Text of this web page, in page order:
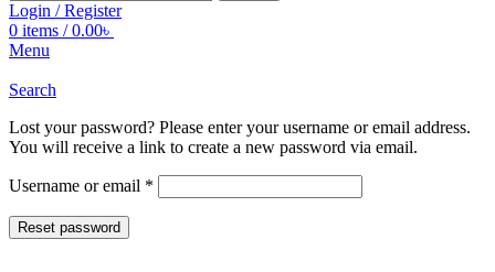
Login / Register
0 items / 0.00৳
Menu
Search
Lost your password? Please enter your username or email address.
You will receive a link to create a new password via email.
Username or email *
Reset password